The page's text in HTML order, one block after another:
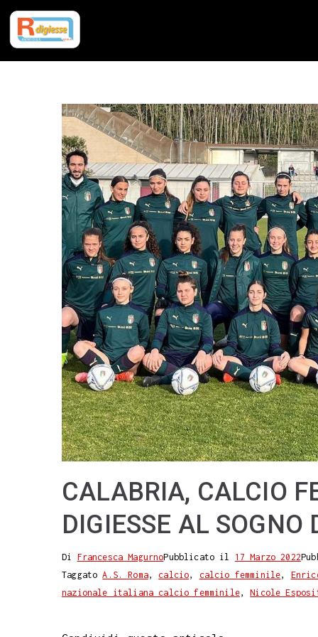
CALABRIA, CALCIO
DIGIESSE AL
Di Francesca MagurnoPubblicato il 17 Marzo 2022
TaggatoA.S. Roma, calcio, calcio femminile,
nazionale italiana calcio femminile,Nicole